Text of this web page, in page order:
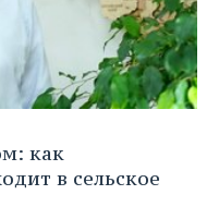
как
в сельское